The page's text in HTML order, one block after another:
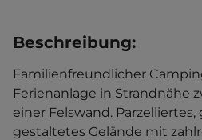
Beschreibung:
Familienfreundlicher
Ferienanlage in Strandnähe
einer Felswand. Parzelliertes,
gestaltetes Gelände mit